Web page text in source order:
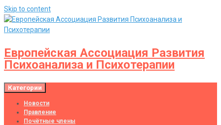
Skip to content
Европейская Ассоциация Развития
Психоанализа и Психотерапии
Категории
Новости
Правление
Почётные члены